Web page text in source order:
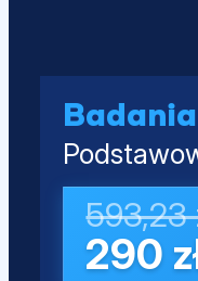
593,23
290